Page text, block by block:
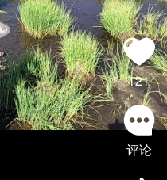
121
评论